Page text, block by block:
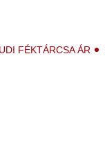
FÉKTÁRCSA ÁR